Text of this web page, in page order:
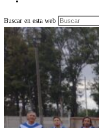
Buscar en esta web